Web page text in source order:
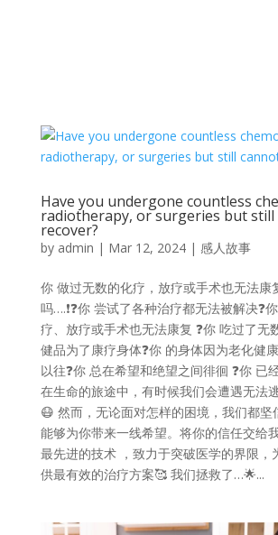
Have you undergone countless
radiotherapy, or surgeries but still
recover?
by admin | Mar 12, 2024| 感人故事
你 做过无数的化疗，放疗或手术也无法康
吗….❗❓你 尝试了各种治疗都无法被解决❓
疗、放疗或手术也无法康复 ❓你 吃过了无
健品为了康疗身体❓你 的身体因为老化健
以往❓你 总在希望和绝望之间徘徊 ❓你 已
在生命的旅途中，有时候我们会遭遇无法
😷 然而，无论面对怎样的困境，我们都坚
能够为你带来一线希望。将你的信任交给
最先进的技术 ，致力于突破医学的界限，
供最有效的治疗方案🥰 我们拯救了…🌟...